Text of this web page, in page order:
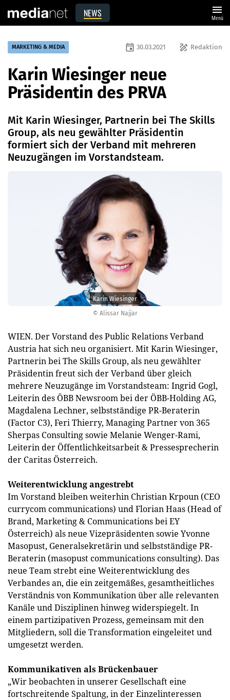
NEWS menu
Menü
© Alissar Najjar
Karin Wiesinger
MARKETING & MEDIA draw Redaktion
event 30.03.2021
Karin Wiesinger neue
Präsidentin des PRVA
Mit Karin Wiesinger, Partnerin bei The Skills
Group, als neu gewählter Präsidentin
formiert sich der Verband mit mehreren
Neuzugängen im Vorstandsteam.
WIEN. Der Vorstand des Public Relations Verband
Austria hat sich neu organisiert. Mit Karin Wiesinger,
Partnerin bei The Skills Group, als neu gewählter
Präsidentin freut sich der Verband über gleich
mehrere Neuzugänge im Vorstandsteam: Ingrid Gogl,
Leiterin des ÖBB Newsroom bei der ÖBB-Holding AG,
Magdalena Lechner, selbstständige PR-Beraterin
(Factor C3), Feri Thierry, Managing Partner von 365
Sherpas Consulting sowie Melanie Wenger-Rami,
Leiterin der Öffentlichkeitsarbeit & Pressesprecherin
der Caritas Österreich.
Weiterentwicklung angestrebt
Im Vorstand bleiben weiterhin Christian Krpoun (CEO
currycom communications) und Florian Haas (Head of
Brand, Marketing & Communications bei EY
Österreich) als neue Vizepräsidenten sowie Yvonne
Masopust, Generalsekretärin und selbstständige PR-
Beraterin (masopust communications consulting). Das
neue Team strebt eine Weiterentwicklung des
Verbandes an, die ein zeitgemäßes, gesamtheitliches
Verständnis von Kommunikation über alle relevanten
Kanäle und Disziplinen hinweg widerspiegelt. In
einem partizipativen Prozess, gemeinsam mit den
Mitgliedern, soll die Transformation eingeleitet und
umgesetzt werden.
Kommunikativen als Brückenbauer
„Wir beobachten in unserer Gesellschaft eine
fortschreitende Spaltung, in der Einzelinteressen